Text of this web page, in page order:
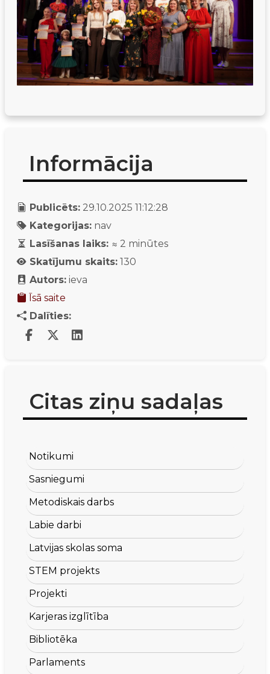
Informācija
Publicēts: 29.10.2025 11:12:28
Kategorijas: nav
Lasīšanas laiks: ≈ 2 minūtes
Skatījumu skaits: 130
Autors: ieva
Īsā saite
Dalīties:
Citas ziņu sadaļas
Notikumi
Sasniegumi
Metodiskais darbs
Labie darbi
Latvijas skolas soma
STEM projekts
Projekti
Karjeras izglītība
Bibliotēka
Parlaments